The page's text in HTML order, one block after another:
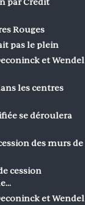
par Crédit
Rouges
pas le plein
et Wendel
les centres
se déroulera
des murs de
cession
et Wendel